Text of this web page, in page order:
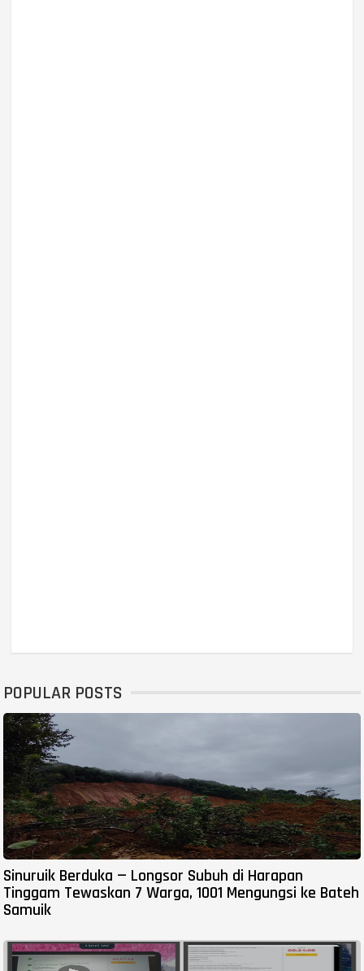
POPULAR POSTS
Sinuruik Berduka — Longsor Subuh di Harapan
Tinggam Tewaskan 7 Warga, 1001 Mengungsi ke Bateh
Samuik